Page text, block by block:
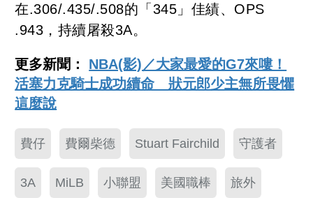
在.306/.435/.508的「345」佳績、OPS
.943，持續屠殺3A。
更多新聞： NBA(影)／大家最愛的G7來嘍！
活塞力克騎士成功續命 狀元郎少主無所畏懼
這麼說
費仔 費爾柴德 Stuart Fairchild 守護者
3A MiLB 小聯盟 美國職棒 旅外